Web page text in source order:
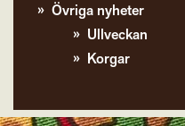
Övriga nyheter
Ullveckan
Korgar